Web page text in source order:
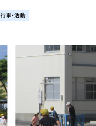
行事・活動